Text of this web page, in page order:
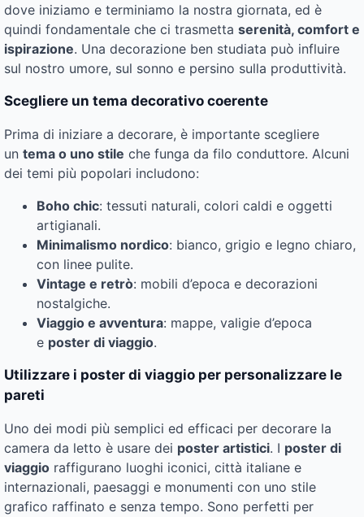
dove iniziamo e terminiamo la nostra giornata, ed è
quindi fondamentale che ci trasmetta serenità, comfort e
ispirazione. Una decorazione ben studiata può influire
sul nostro umore, sul sonno e persino sulla produttività.
Scegliere un tema decorativo coerente
Prima di iniziare a decorare, è importante scegliere
un tema o uno stile che funga da filo conduttore. Alcuni
dei temi più popolari includono:
Boho chic: tessuti naturali, colori caldi e oggetti
artigianali.
Minimalismo nordico: bianco, grigio e legno chiaro,
con linee pulite.
Vintage e retrò: mobili d’epoca e decorazioni
nostalgiche.
Viaggio e avventura: mappe, valigie d’epoca
e poster di viaggio.
Utilizzare i poster di viaggio per personalizzare le
pareti
Uno dei modi più semplici ed efficaci per decorare la
camera da letto è usare dei poster artistici. I poster di
viaggio raffigurano luoghi iconici, città italiane e
internazionali, paesaggi e monumenti con uno stile
grafico raffinato e senza tempo. Sono perfetti per